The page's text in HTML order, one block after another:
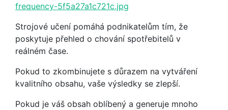
frequency-5f5a27a1c721c.jpg
Strojové učení pomáhá podnikatelům tím, že
poskytuje přehled o chování spotřebitelů v
reálném čase.
Pokud to zkombinujete s důrazem na vytváření
kvalitního obsahu, vaše výsledky se zlepší.
Pokud je váš obsah oblíbený a generuje mnoho